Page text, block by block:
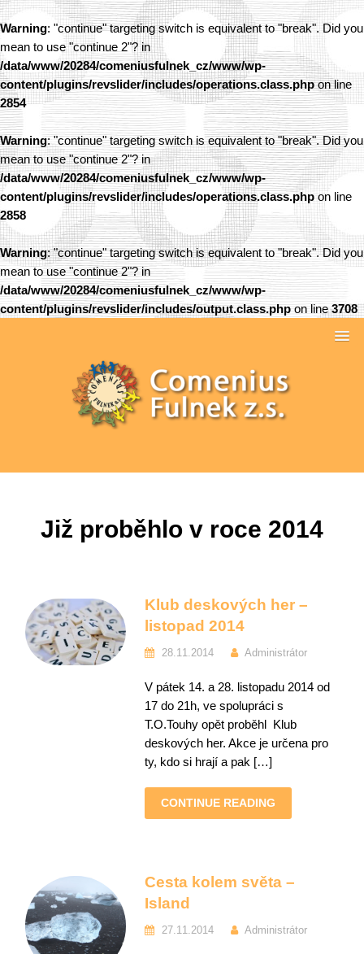
Warning: "continue" targeting switch is equivalent to "break". Did you
mean to use "continue 2"? in
/data/www/20284/comeniusfulnek_cz/www/wp-
content/plugins/revslider/includes/operations.class.phpon line
2854
Warning: "continue" targeting switch is equivalent to "break". Did you
mean to use "continue 2"? in
/data/www/20284/comeniusfulnek_cz/www/wp-
content/plugins/revslider/includes/operations.class.php on line
2858
Warning: "continue" targeting switch is equivalent to "break". Did you
mean to use "continue 2"? in
/data/www/20284/comeniusfulnek_cz/www/wp-
content/plugins/revslider/includes/output.class.php on line3708
Již proběhlo v roce 2014
Klub deskových her –
listopad 2014
28.11.2014 Administrátor
V pátek 14. a 28. listopadu 2014 od
17 do 21h, ve spolupráci s
T.O.Touhy opět proběhl Klub
deskových her. Akce je určena pro
ty, kdo si hrají a pak […]
CONTINUE READING
Cesta kolem světa –
Island
27.11.2014 Administrátor